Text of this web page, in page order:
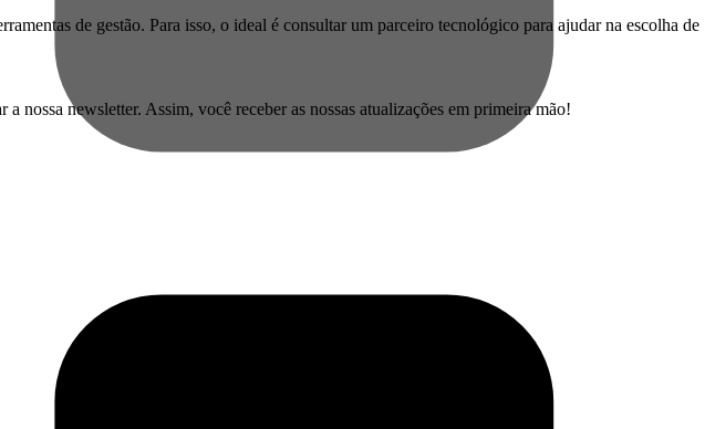
de gestão. Para isso, o ideal é consultar um parceiro tecnológico para ajudar na escolha de
nossa newsletter. Assim, você receber as nossas atualizações em primeira mão!